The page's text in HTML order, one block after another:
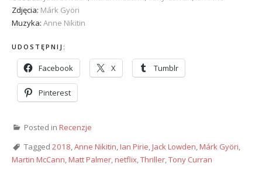
Zdjęcia: Márk Györi
Muzyka: Anne Nikitin
UDOSTĘPNIJ:
Facebook X Tumblr
Pinterest
Posted in Recenzje
Tagged 2018,Anne Nikitin,Ian Pirie,Jack Lowden,Márk Györi,
Martin McCann,Matt Palmer,netflix,Thriller,Tony Curran